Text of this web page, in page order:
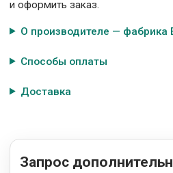
и оформить заказ.
О производителе — фабрика
Способы оплаты
Доставка
Запрос